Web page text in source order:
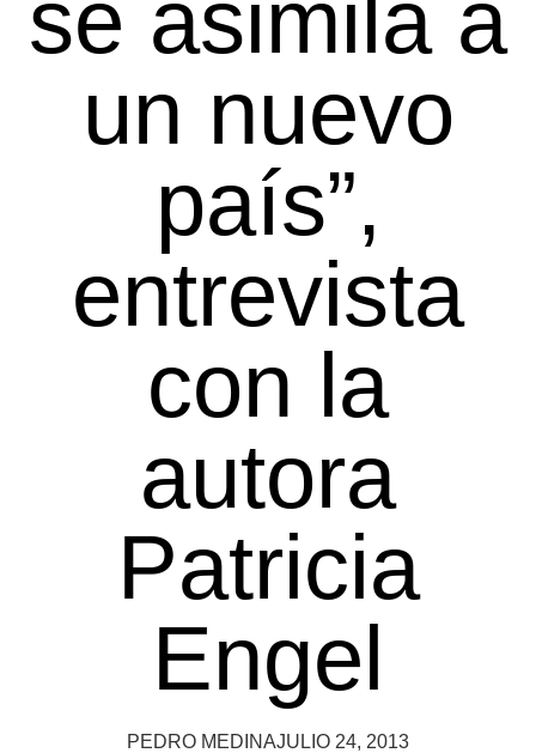
se asimila a
un nuevo
país”,
entrevista
con la
autora
Patricia
Engel
PEDRO MEDINAJULIO 24, 2013